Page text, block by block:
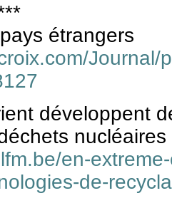
étrangers
développent
nucléaires
en-
de-